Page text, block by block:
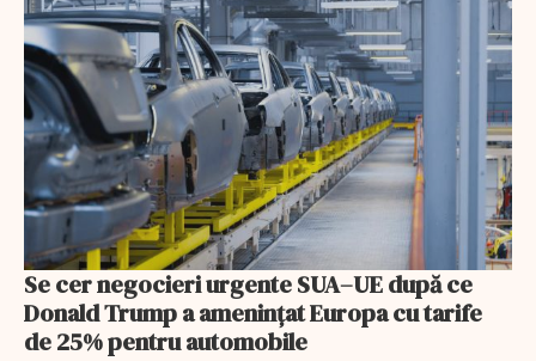
Se cer negocieri urgente SUA–UE după ce
Donald Trump a ameninţat Europa cu tarife
de 25% pentru automobile